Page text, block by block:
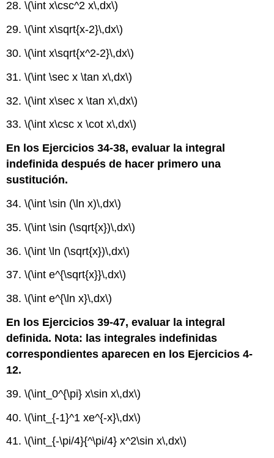
28.\(\int x\csc^2 x\,dx\)
29.\(\int x\sqrt{x-2}\,dx\)
30.\(\int x\sqrt{x^2-2}\,dx\)
31.\(\int \sec x \tan x\,dx\)
32.\(\int x\sec x \tan x\,dx\)
33.\(\int x\csc x \cot x\,dx\)
En los Ejercicios 34-38, evaluar la integral
indefinida después de hacer primero una
sustitución.
34.\(\int \sin (\ln x)\,dx\)
35.\(\int \sin (\sqrt{x})\,dx\)
36.\(\int \ln (\sqrt{x})\,dx\)
37.\(\int e^{\sqrt{x}}\,dx\)
38.\(\int e^{\ln x}\,dx\)
En los Ejercicios 39-47, evaluar la integral
definida. Nota: las integrales indefinidas
correspondientes aparecen en los Ejercicios 4-
12.
39.\(\int_0^{\pi} x\sin x\,dx\)
40.\(\int_{-1}^1 xe^{-x}\,dx\)
41.\(\int_{-\pi/4}{^\pi/4} x^2\sin x\,dx\)